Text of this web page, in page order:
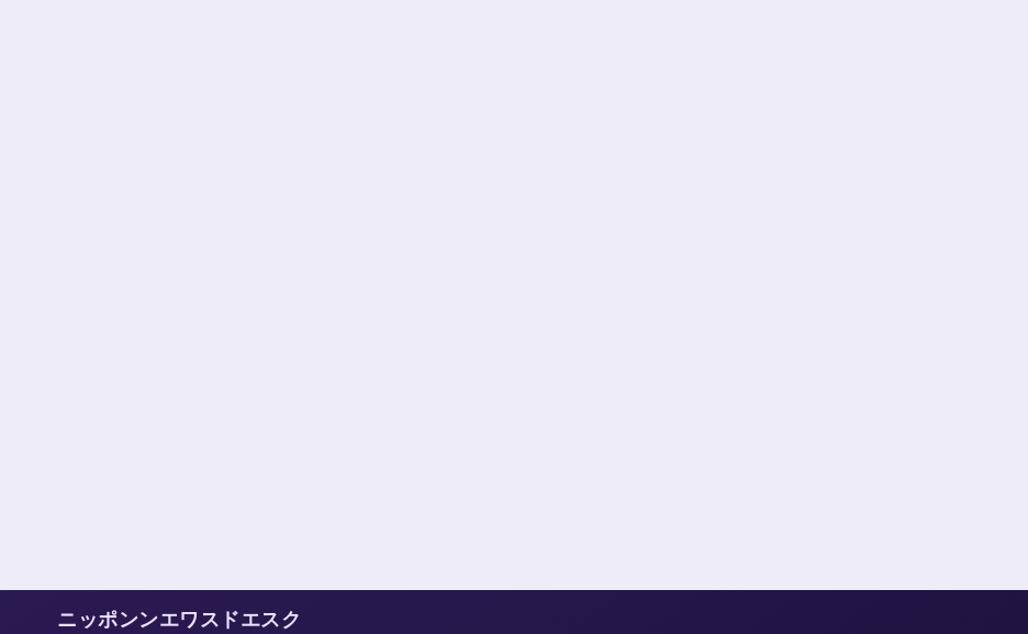
ニッポンンエワスドエスク